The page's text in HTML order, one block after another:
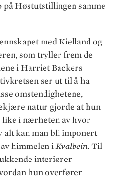
på Høstutstillingen samme
med Kielland og
som tryller frem de
i Harriet Backers
ser ut til å ha
omstendighetene,
natur gjorde at hun
like i nærheten av hvor
alt kan man bli imponert
av himmelen iKvalbein. Til
interiører
hun overfører